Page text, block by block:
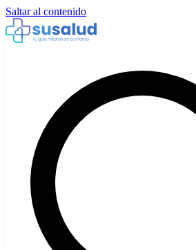
Saltar al contenido